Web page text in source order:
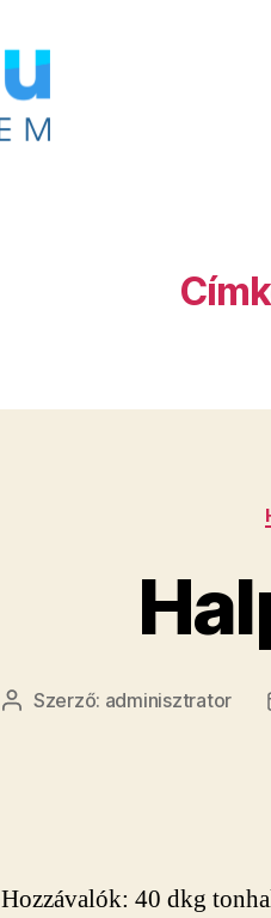
Bejegyzés
Szerző: adminisztrator
Hozzávalók: 40 dkg